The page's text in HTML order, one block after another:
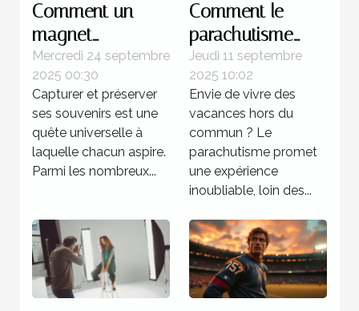
Comment un
magnet
personnalisé peut
capturer vos
souvenirs
uniques ?
Mercredi 24 septembre
2025 00:30
Capturer et préserver
ses souvenirs est une
quête universelle à
laquelle chacun aspire.
Parmi les nombreux...
Comment le
parachutisme
peut transformer
votre perception
des vacances ?
Jeudi 11 septembre
2025 10:02
Envie de vivre des
vacances hors du
commun ? Le
parachutisme promet
une expérience
inoubliable, loin des...